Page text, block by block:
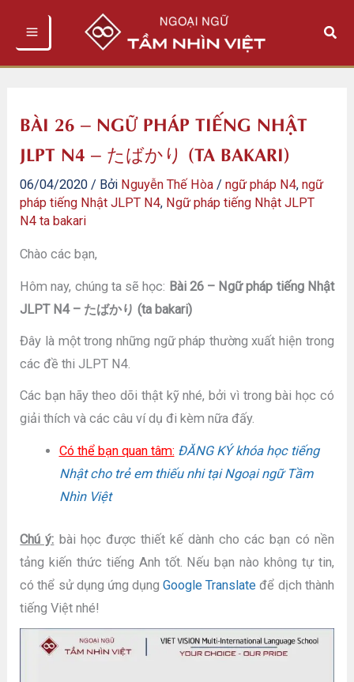
Tìm
BÀI 26 – NGỮ PHÁP TIẾNG NHẬT
JLPT N4 – たばかり (TA BAKARI)
06/04/2020 / Bởi Nguyễn Thế Hòa /ngữ pháp N4,ngữ
pháp tiếng Nhật JLPT N4, Ngữ pháp tiếng Nhật JLPT
N4 ta bakari
Chào các bạn,
Hôm nay, chúng ta sẽ học: Bài 26 – Ngữ pháp tiếng Nhật
JLPT N4 – たばかり (ta bakari)
Đây là một trong những ngữ pháp thường xuất hiện trong
các đề thi JLPT N4.
Các bạn hãy theo dõi thật kỹ nhé, bởi vì trong bài học có
giải thích và các câu ví dụ đi kèm nữa đấy.
Có thể bạn quan tâm: ĐĂNG KÝ khóa học tiếng
Nhật cho trẻ em thiếu nhi tại Ngoại ngữ Tầm
Nhìn Việt
Chú ý: bài học được thiết kế dành cho các bạn có nền
tảng kiến thức tiếng Anh tốt. Nếu bạn nào không tự tin,
có thể sử dụng ứng dụngGoogle Translate để dịch thành
tiếng Việt nhé!